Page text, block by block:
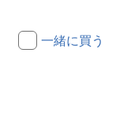
一緒に買う